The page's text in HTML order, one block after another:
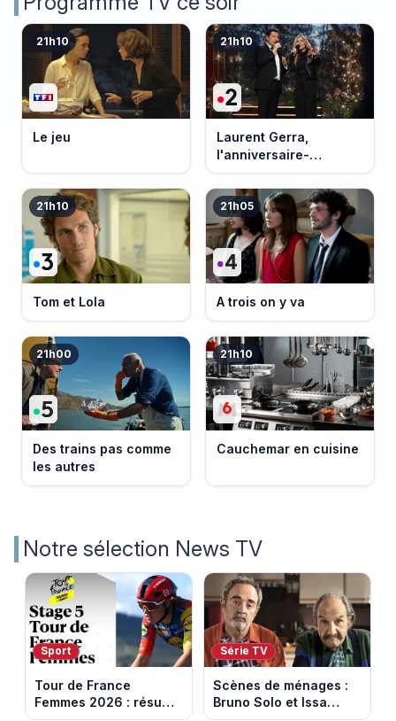
21h10
Le jeu
21h10
Laurent Gerra,
l'anniversaire-
événement
21h10
Tom et Lola
21h05
A trois on y va
21h00
Des trains pas comme
les autres
21h10
Cauchemar en cuisine
Notre sélection News TV
Sport
Tour de France
Femmes 2026 : résumé
Série TV
Scènes de ménages :
Bruno Solo et Issa